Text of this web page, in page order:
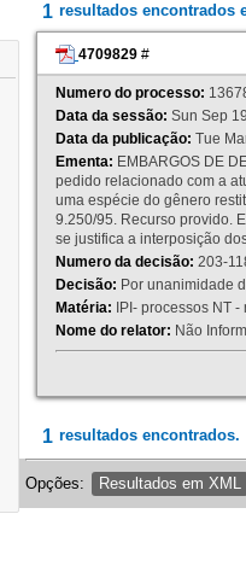
1 resultados encontrados
4709829 #
Numero do processo:
Data da sessão: Sun Sep
Data da publicação: Tue
Ementa: EMBARGOS DE
pedido relacionado com a
uma espécie do gênero
9.250/95. Recurso provido.
se justifica a interposição
Numero da decisão: 203-
Decisão: Por unanimidade
Matéria: IPI- processos NT
Nome do relator: Não
1 resultados encontrados.
Opções: Resultados em XML